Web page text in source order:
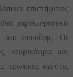
επιστήμονες
χαρακτηριστικά
και κοκαΐνης. Οι
νευρικότητα και
ερωτικές σχέσεις